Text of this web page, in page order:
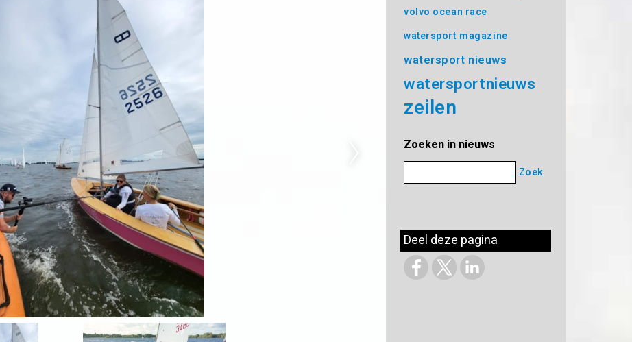
volvo ocean race
watersport magazine
watersport nieuws
watersportnieuws
zeilen
Zoeken in nieuws
Zoek
Deel deze pagina